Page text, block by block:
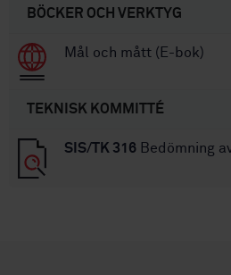
BÖCKER OCH VERKTYG
Mål och mått (E-bok)
TEKNISK KOMMITTÉ
SIS/TK 316 Bedömning